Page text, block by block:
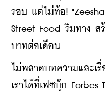
รอบ แต่ไม่ท้อ!
Street Food ริมทาง ส
บาทต่อเดือน
ไม่พลาดบทความและเ
เราได้ที่เฟซบุ๊ก Forbes